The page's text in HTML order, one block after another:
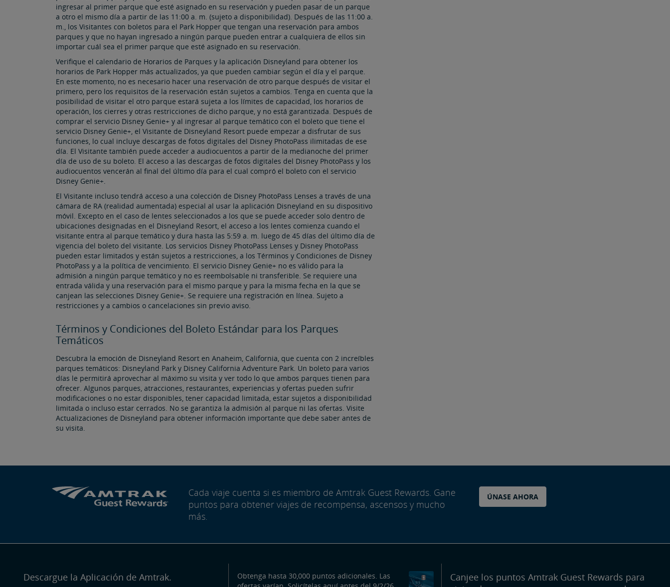
ingresar al primer parque que esté asignado en su reservación y pueden pasar de un parque
a otro el mismo día a partir de las 11:00 a. m. (sujeto a disponibilidad).​​​​​​​ Después de las 11:00 a.
m., los Visitantes con boletos para el Park Hopper que tengan una reservación para ambos
parques y que no hayan ingresado a ningún parque pueden entrar a cualquiera de ellos sin
importar cuál sea el primer parque que esté asignado en su reservación.
Verifique el calendario de Horarios de Parques y la aplicación Disneyland para obtener los
horarios de Park Hopper más actualizados, ya que pueden cambiar según el día y el parque.
En este momento, no es necesario hacer una reservación de otro parque después de visitar el
primero, pero los requisitos de la reservación están sujetos a cambios. Tenga en cuenta que la
posibilidad de visitar el otro parque estará sujeta a los límites de capacidad, los horarios de
operación, los cierres y otras restricciones de dicho parque, y no está garantizada. Después de
comprar el servicio Disney Genie+ y al ingresar al parque temático con el boleto que tiene el
servicio Disney Genie+, el Visitante de Disneyland Resort puede empezar a disfrutar de sus
funciones, lo cual incluye descargas de fotos digitales del Disney PhotoPass ilimitadas de ese
día. El Visitante también puede acceder a audiocuentos a partir de la medianoche del primer
día de uso de su boleto. El acceso a las descargas de fotos digitales del Disney PhotoPass y los
audiocuentos vencerán al final del último día para el cual compró el boleto con el servicio
Disney Genie+.
El Visitante incluso tendrá acceso a una colección de Disney PhotoPass Lenses a través de una
cámara de RA (realidad aumentada) especial al usar la aplicación Disneyland en su dispositivo
móvil. Excepto en el caso de lentes seleccionados a los que se puede acceder solo dentro de
ubicaciones designadas en el Disneyland Resort, el acceso a los lentes comienza cuando el
visitante entra al parque temático y dura hasta las 5:59 a. m. luego de 45 días del último día de
vigencia del boleto del visitante. Los servicios Disney PhotoPass Lenses y Disney PhotoPass
pueden estar limitados y están sujetos a restricciones, a los Términos y Condiciones de Disney
PhotoPass y a la política de vencimiento. El servicio Disney Genie+ no es válido para la
admisión a ningún parque temático y no es reembolsable ni transferible. Se requiere una
entrada válida y una reservación para el mismo parque y para la misma fecha en la que se
canjean las selecciones Disney Genie+. Se requiere una registración en línea. Sujeto a
restricciones y a cambios o cancelaciones sin previo aviso.
Términos y Condiciones del Boleto Estándar para los Parques
Temáticos
Descubra la emoción de Disneyland Resort en Anaheim, California, que cuenta con 2 increíbles
parques temáticos: Disneyland Park y Disney California Adventure Park. Un boleto para varios
días le permitirá aprovechar al máximo su visita y ver todo lo que ambos parques tienen para
ofrecer. Algunos parques, atracciones, restaurantes, experiencias y ofertas pueden sufrir
modificaciones o no estar disponibles, tener capacidad limitada, estar sujetos a disponibilidad
limitada o incluso estar cerrados. No se garantiza la admisión al parque ni las ofertas. Visite
Actualizaciones de Disneyland para obtener información importante que debe saber antes de
su visita.
Cada viaje cuenta si es miembro de Amtrak Guest Rewards. Gane
puntos para obtener viajes de recompensa, ascensos y mucho
más.
ÚNASE AHORA
Descargue la Aplicación de Amtrak.
Obtenga hasta 30,000 puntos adicionales. Las
Canjee los puntos Amtrak Guest Rewards para